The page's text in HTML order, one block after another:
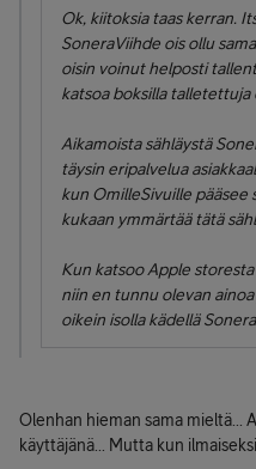
Ok, kiitoksia taas kerran.
SoneraViihde ois ollu
oisin voinut helposti
katsoa boksilla talletettuja
Aikamoista sähläystä
täysin eripalvelua
kun OmilleSivuille pääsee
kukaan ymmärtää tätä
Kun katsoo Apple
niin en tunnu olevan
oikein isolla kädellä
Olenhan hieman sama mieltä...
käyttäjänä... Mutta kun